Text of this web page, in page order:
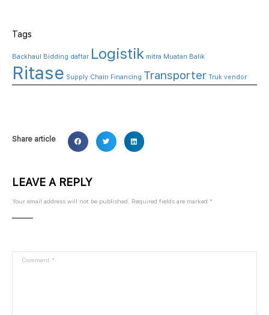
Tags
Backhaul Bidding daftar Logistik mitra Muatan Balik
Ritase Supply Chain Financing Transporter Truk vendor
Share article
LEAVE A REPLY
Your email address will not be published. Required fields are marked *